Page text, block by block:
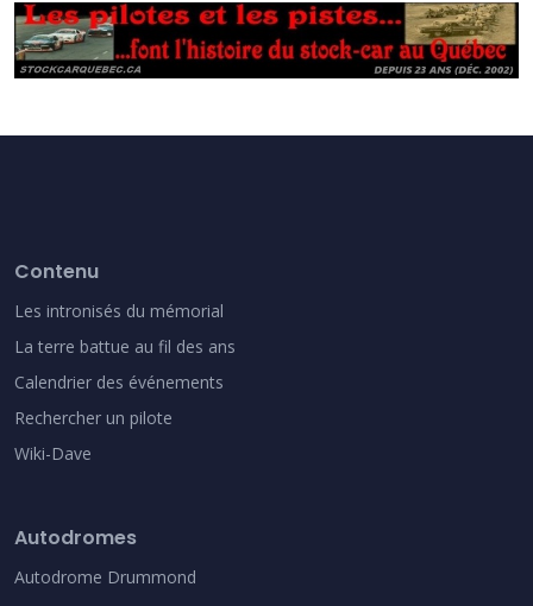
Contenu
Les intronisés du mémorial
La terre battue au fil des ans
Calendrier des événements
Rechercher un pilote
Wiki-Dave
Autodromes
Autodrome Drummond